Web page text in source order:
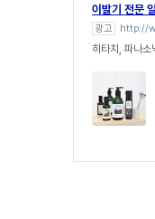
이발기 전문
광고 http://
히타치, 파나소